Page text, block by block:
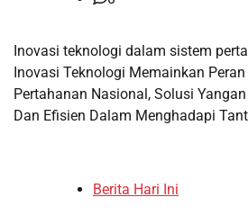
Inovasi teknologi dalam sistem
Inovasi Teknologi Memainkan
Pertahanan Nasional, Solusi
Dan Efisien Dalam Menghadapi
Berita Hari Ini